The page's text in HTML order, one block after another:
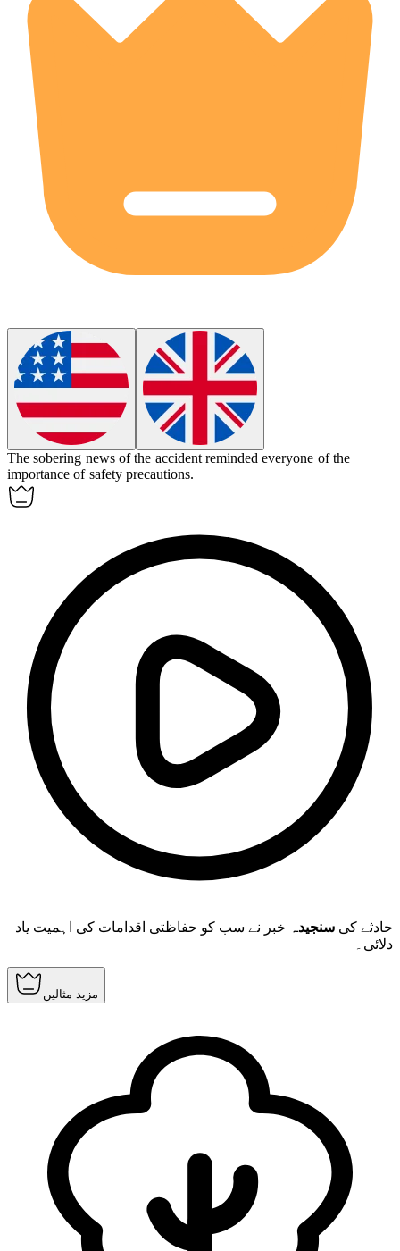
Thesobering news of the accident reminded everyone of the
importance of safety precautions.
حادثے کی سنجیدہ خبر نے سب کو حفاظتی اقدامات کی اہمیت یاد
دلائی۔
مزید مثالیں